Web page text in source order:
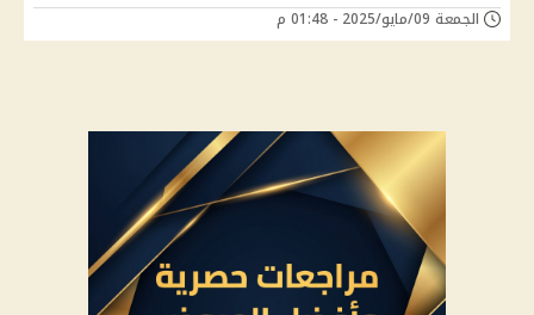
الجمعة 09/مايو/2025 - 01:48 م